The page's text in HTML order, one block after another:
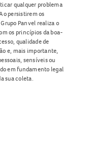
qualquer problema
persistirem os
Panvel realiza o
os princípios da boa-
qualidade de
e, mais importante,
sensíveis ou
em fundamento legal
sua coleta.